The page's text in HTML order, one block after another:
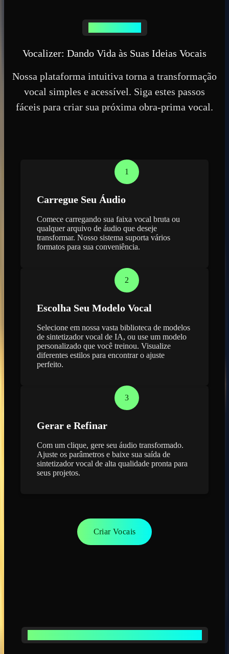
Vocalizer: Dando Vida às Suas Ideias Vocais
Nossa plataforma intuitiva torna a transformação
vocal simples e acessível. Siga estes passos
fáceis para criar sua próxima obra-prima vocal.
1
Carregue Seu Áudio
Comece carregando sua faixa vocal bruta ou
qualquer arquivo de áudio que deseje
transformar. Nosso sistema suporta vários
formatos para sua conveniência.
2
Escolha Seu Modelo Vocal
Selecione em nossa vasta biblioteca de modelos
de sintetizador vocal de IA, ou use um modelo
personalizado que você treinou. Visualize
diferentes estilos para encontrar o ajuste
perfeito.
3
Gerar e Refinar
Com um clique, gere seu áudio transformado.
Ajuste os parâmetros e baixe sua saída de
sintetizador vocal de alta qualidade pronta para
seus projetos.
Criar Vocais